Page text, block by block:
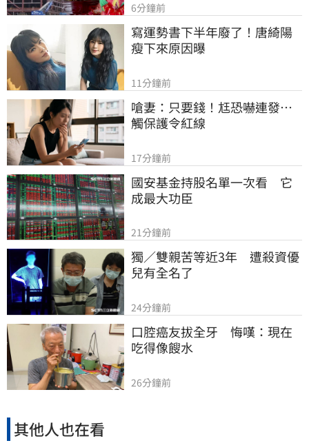
6分鐘前
寫運勢書下半年廢了！唐綺陽
瘦下來原因曝
11分鐘前
嗆妻：只要錢！尪恐嚇連發…
觸保護令紅線
17分鐘前
國安基金持股名單一次看　它
成最大功臣
21分鐘前
獨／雙親苦等近3年　遭殺資優
兒有全名了
24分鐘前
口腔癌友拔全牙　悔嘆：現在
吃得像餿水
26分鐘前
其他人也在看